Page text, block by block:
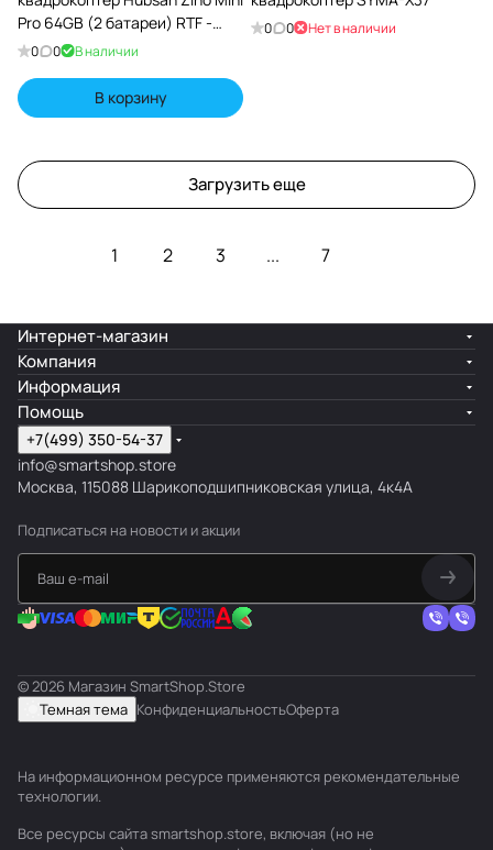
Pro 64GB (2 батареи) RTF -
Zino Mini Pro COMBO-2
0 0 В наличии
В корзину
0 0 Нет в наличии
Загрузить еще
1 2 3 ... 7
Интернет-магазин
Компания
Информация
Помощь
+7(499) 350-54-37
info@smartshop.store
Москва, 115088 Шарикоподшипниковская улица, 4к4А
Подписаться на новости и акции
© 2026 Магазин SmartShop.Store
Темная тема КонфиденциальностьОферта
На информационном ресурсе применяются рекомендательные
технологии.
Все ресурсы сайта smartshop.store, включая (но не